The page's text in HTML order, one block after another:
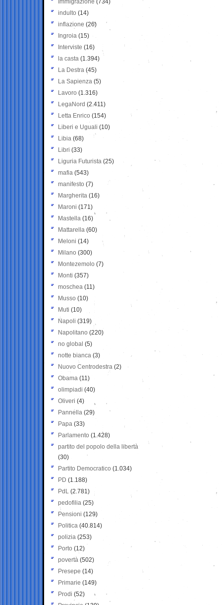
Immigrazione (734)
indulto (14)
inflazione (26)
Ingroia (15)
Interviste (16)
la casta (1.394)
La Destra (45)
La Sapienza (5)
Lavoro (1.316)
LegaNord (2.411)
Letta Enrico (154)
Liberi e Uguali (10)
Libia (68)
Libri (33)
Liguria Futurista (25)
mafia (543)
manifesto (7)
Margherita (16)
Maroni (171)
Mastella (16)
Mattarella (60)
Meloni (14)
Milano (300)
Montezemolo (7)
Monti (357)
moschea (11)
Musso (10)
Muti (10)
Napoli (319)
Napolitano (220)
no global (5)
notte bianca (3)
Nuovo Centrodestra (2)
Obama (11)
olimpiadi (40)
Oliveri (4)
Pannella (29)
Papa (33)
Parlamento (1.428)
partito del popolo della libertà
(30)
Partito Democratico (1.034)
PD (1.188)
PdL (2.781)
pedofilia (25)
Pensioni (129)
Politica (40.814)
polizia (253)
Porto (12)
povertà (502)
Presepe (14)
Primarie (149)
Prodi (52)